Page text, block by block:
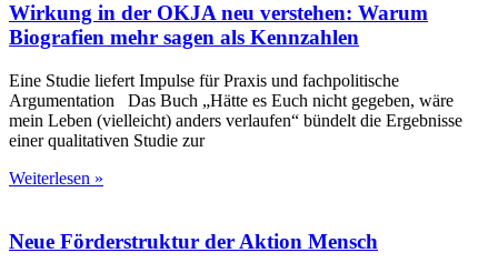
Wirkung in der OKJA neu verstehen: Warum
Biografien mehr sagen als Kennzahlen
Eine Studie liefert Impulse für Praxis und fachpolitische
Argumentation Das Buch „Hätte es Euch nicht gegeben, wäre
mein Leben (vielleicht) anders verlaufen“ bündelt die Ergebnisse
einer qualitativen Studie zur
Weiterlesen »
Neue Förderstruktur der Aktion Mensch